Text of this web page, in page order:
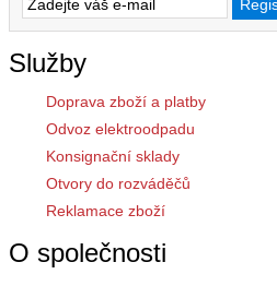
Služby
Doprava zboží a platby
Odvoz elektroodpadu
Konsignační sklady
Otvory do rozváděčů
Reklamace zboží
O společnosti